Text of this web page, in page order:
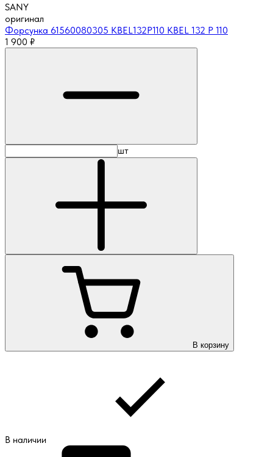
SANY
оригинал
Форсунка 61560080305 KBEL132P110 KBEL 132 P 110
1 900 ₽
шт
В корзину
В наличии